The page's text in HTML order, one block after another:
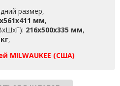
размер,
мм,
216x500x335 мм,
,
MILWAUKEE (США)